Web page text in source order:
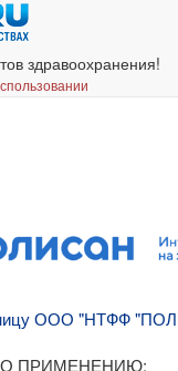
здравоохранения!
ООО "НТФФ
ПРИМЕНЕНИЮ: